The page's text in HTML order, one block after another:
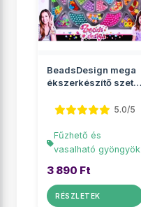
BeadsDesign mega
ékszerkészítő szett
5.0/5
Fűzhető és
vasalható gyöngyök
3 890 Ft
RÉSZLETEK